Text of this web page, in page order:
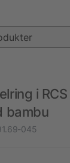
i
bambu
045